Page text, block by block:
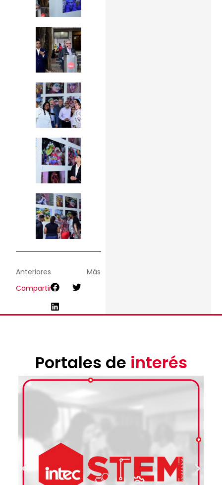
Anteriores
Más
Compartir
Portales de interés